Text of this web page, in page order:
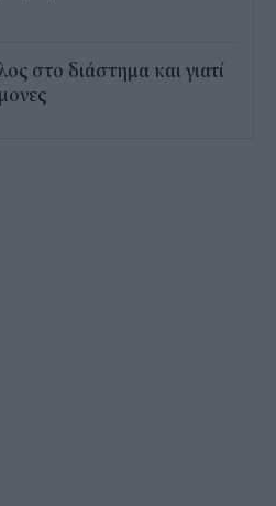
στο διάστημα και γιατί